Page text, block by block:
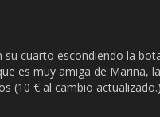
su cuarto escondiendo la
es muy amiga de Marina,
(10 € al cambio actualizado.)